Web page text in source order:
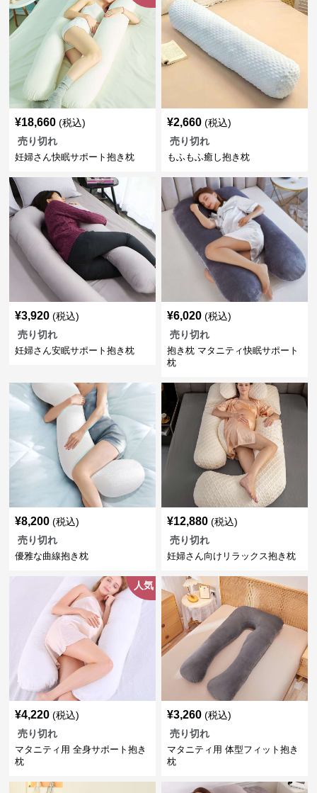
¥18,660 (税込)
売り切れ
妊婦さん快眠サポート抱き枕
¥2,660 (税込)
売り切れ
もふもふ癒し抱き枕
¥3,920 (税込)
売り切れ
妊婦さん安眠サポート抱き枕
¥6,020 (税込)
売り切れ
抱き枕 マタニティ快眠サポート
枕
¥8,200 (税込)
売り切れ
優雅な曲線抱き枕
¥12,880 (税込)
売り切れ
妊婦さん向けリラックス抱き枕
人気
¥4,220 (税込)
売り切れ
マタニティ用 全身サポート抱き
枕
¥3,260 (税込)
売り切れ
マタニティ用 体型フィット抱き
枕